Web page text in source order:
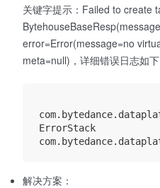
关键字提示：Failed to create
error=Error(message=no
meta=null)，详细错误日志如下
ErrorStack
解决方案：